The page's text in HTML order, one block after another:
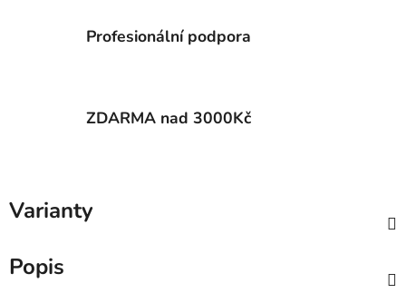
Profesionální podpora
ZDARMA nad 3000Kč
Varianty
Popis